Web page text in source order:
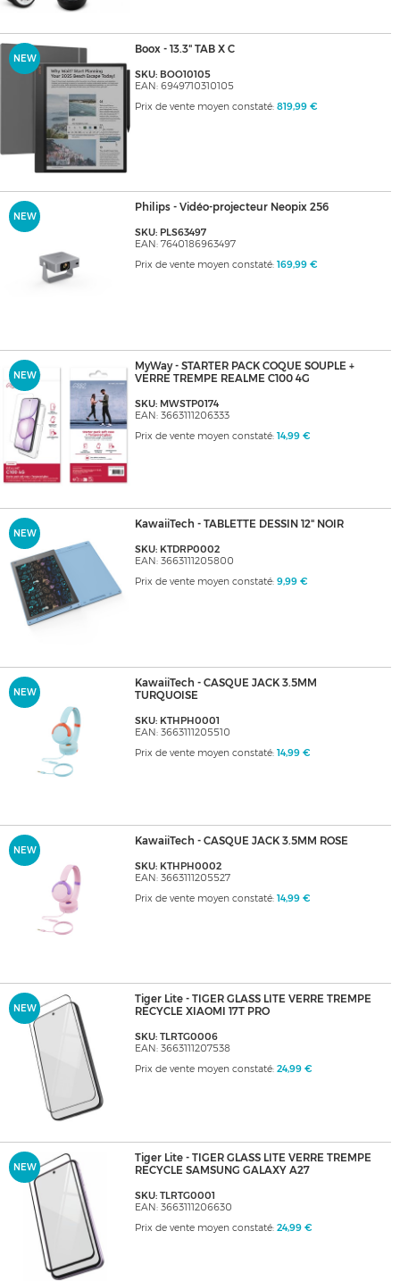
NEW
Boox - 13.3" TAB X C
SKU: BOO10105
EAN: 6949710310105
Prix de vente moyen constaté: 819,99 €
NEW
Philips - Vidéo-projecteur Neopix 256
SKU: PLS63497
EAN: 7640186963497
Prix de vente moyen constaté: 169,99 €
NEW
MyWay - STARTER PACK COQUE SOUPLE +
VERRE TREMPE REALME C100 4G
SKU: MWSTP0174
EAN: 3663111206333
Prix de vente moyen constaté: 14,99 €
NEW
KawaiiTech - TABLETTE DESSIN 12" NOIR
SKU: KTDRP0002
EAN: 3663111205800
Prix de vente moyen constaté: 9,99 €
NEW
KawaiiTech - CASQUE JACK 3.5MM
TURQUOISE
SKU: KTHPH0001
EAN: 3663111205510
Prix de vente moyen constaté: 14,99 €
NEW
KawaiiTech - CASQUE JACK 3.5MM ROSE
SKU: KTHPH0002
EAN: 3663111205527
Prix de vente moyen constaté: 14,99 €
NEW
Tiger Lite - TIGER GLASS LITE VERRE TREMPE
RECYCLE XIAOMI 17T PRO
SKU: TLRTG0006
EAN: 3663111207538
Prix de vente moyen constaté: 24,99 €
NEW
Tiger Lite - TIGER GLASS LITE VERRE TREMPE
RECYCLE SAMSUNG GALAXY A27
SKU: TLRTG0001
EAN: 3663111206630
Prix de vente moyen constaté: 24,99 €